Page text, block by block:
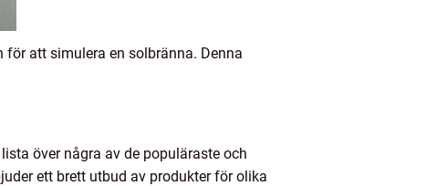
att simulera en solbränna. Denna
över några av de populäraste och
ett brett utbud av produkter för olika